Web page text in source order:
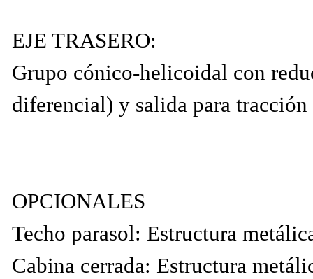
EJE TRASERO:
Grupo cónico-helicoidal con
diferencial) y salida para tracción
OPCIONALES
Techo parasol: Estructura
Cabina cerrada: Estructura